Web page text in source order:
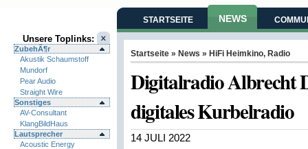
Unsere Toplinks:
ZubehÃ¶r
Akustik Schaumstoff
Mundorf
Pear Audio
Straight Wire
Sonstiges
AV-Consultant
KlangBildHaus
Lautsprecher
Acoustic Energy
STARTSEITE NEWS
Startseite » News » HiFi Heimkino, Radio
Digitalradio Albrecht
digitales Kurbelradio
14 JULI 2022